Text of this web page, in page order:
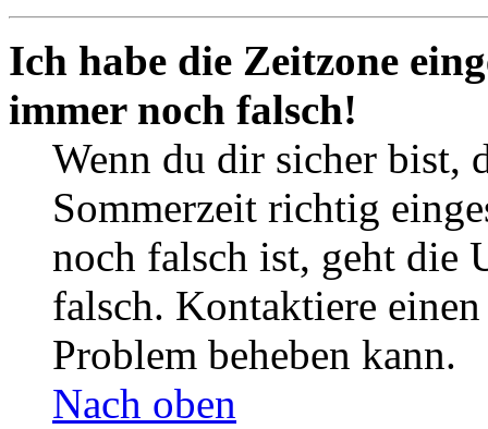
Ich habe die Zeitzone
immer noch falsch!
Wenn du dir sicher bist,
Sommerzeit richtig
noch falsch ist, geht die
falsch. Kontaktiere
Problem beheben kann.
Nach oben